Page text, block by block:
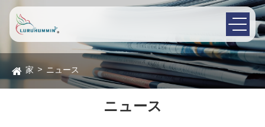
家 ニュース
ニュース